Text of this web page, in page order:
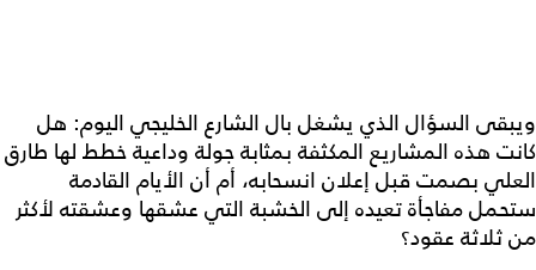
ويبقى السؤال الذي يشغل بال الشارع الخليجي اليوم: هل
كانت هذه المشاريع المكثفة بمثابة جولة وداعية خطط لها طارق
العلي بصمت قبل إعلان انسحابه، أم أن الأيام القادمة
ستحمل مفاجأة تعيده إلى الخشبة التي عشقها وعشقته لأكثر
من ثلاثة عقود؟